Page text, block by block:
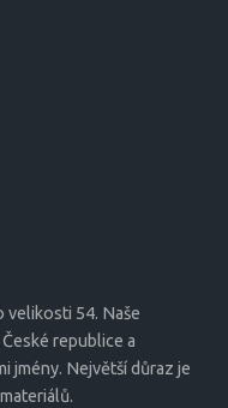
velikosti 54. Naše
republice a
jmény. Největší důraz je